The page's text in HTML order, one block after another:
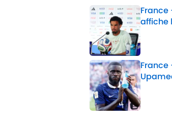
France
affiche
France